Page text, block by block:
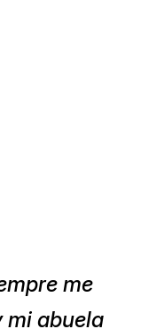
me
mi abuela